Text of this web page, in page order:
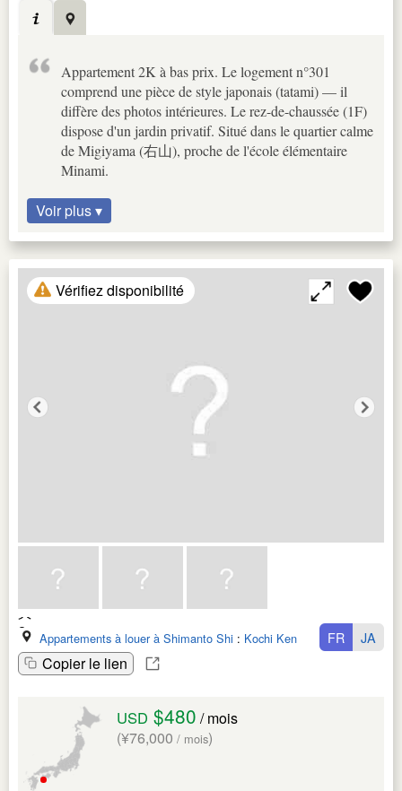
Appartement 2K à bas prix. Le logement n°301
comprend une pièce de style japonais (tatami) — il
diffère des photos intérieures. Le rez-de-chaussée (1F)
dispose d'un jardin privatif. Situé dans le quartier calme
de Migiyama (右山), proche de l'école élémentaire
Minami.
Voir plus ▾
Vérifiez disponibilité
Appartements à louer à Shimanto Shi : Kochi Ken
Copier le lien
FR JA
USD $480 / mois
(¥76,000 / mois)